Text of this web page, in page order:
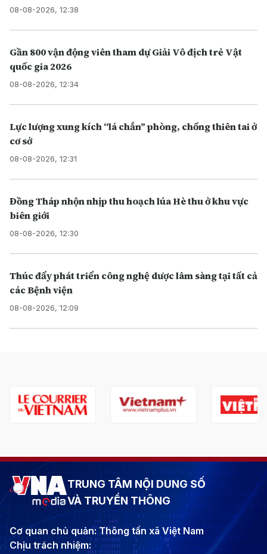
08-08-2026, 12:38
Gần 800 vận động viên tham dự Giải Vô địch trẻ Vật
quốc gia 2026
08-08-2026, 12:34
Lực lượng xung kích “lá chắn” phòng, chống thiên tai ở
cơ sở
08-08-2026, 12:31
Đồng Tháp nhộn nhịp thu hoạch lúa Hè thu ở khu vực
biên giới
08-08-2026, 12:30
Thúc đẩy phát triển công nghệ dược lâm sàng tại tất cả
các Bệnh viện
08-08-2026, 12:09
TRUNG TÂM NỘI DUNG SỐ
VÀ TRUYỀN THÔNG
Cơ quan chủ quản: Thông tấn xã Việt Nam
Chịu trách nhiệm: